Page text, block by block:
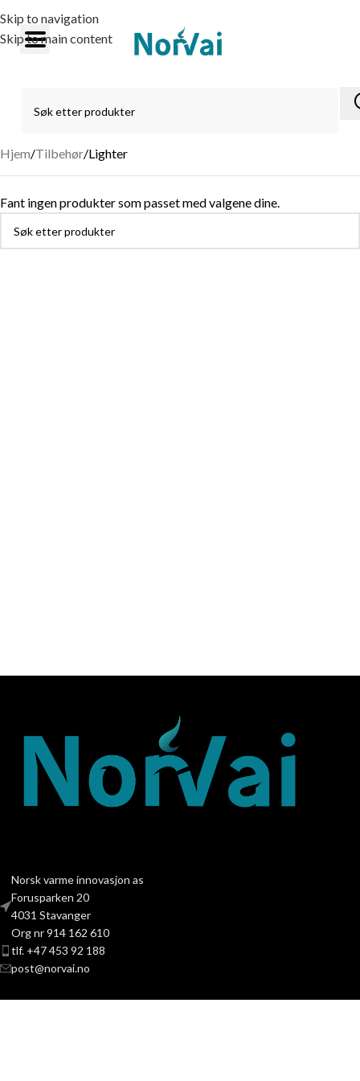
Skip to navigation
Skip to main content
Hjem Tilbehør Lighter
Fant ingen produkter som passet med valgene dine.
Norsk varme innovasjon as
Forusparken 20
4031 Stavanger
Org nr 914 162 610
tlf. +47 453 92 188
post@norvai.no